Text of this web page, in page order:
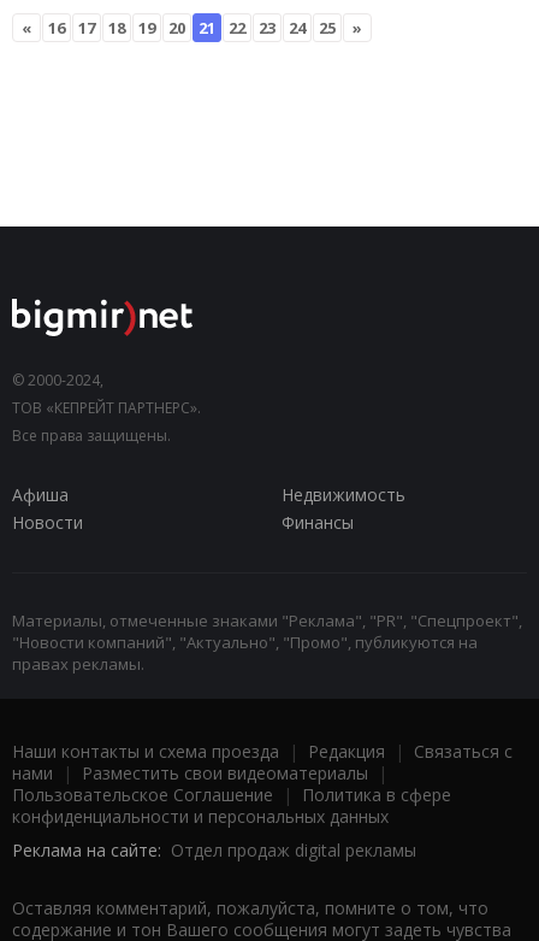
« 16 17 18 19 20 21 22 23 24 25 »
© 2000-2024,
ТОВ «КЕПРЕЙТ ПАРТНЕРС».
Все права защищены.
Афиша
Недвижимость
Новости
Финансы
Материалы, отмеченные знаками "Реклама", "PR", "Спецпроект",
"Новости компаний", "Актуально", "Промо", публикуются на
правах рекламы.
Наши контакты и схема проезда | Редакция | Связаться с
нами | Разместить свои видеоматериалы |
Пользовательское Соглашение |
Политика в сфере
конфиденциальности и персональных данных
Реклама на сайте: Отдел продаж digital рекламы
Оставляя комментарий, пожалуйста, помните о том, что
содержание и тон Вашего сообщения могут задеть чувства